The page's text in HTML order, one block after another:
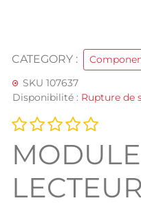
CATEGORY :
SKU 107637
Disponibilité : Rupture de